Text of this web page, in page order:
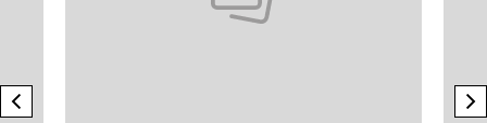
previous element